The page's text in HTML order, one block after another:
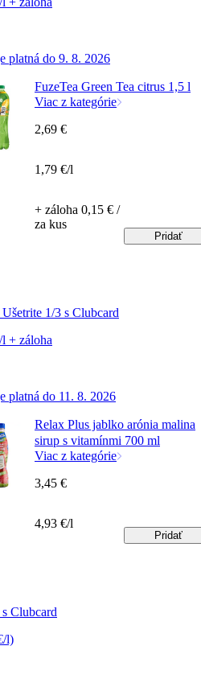
platná do 9. 8. 2026
FuzeTea Green Tea citrus 1,5 l
Viac z kategórie
1/3 s Clubcard
+ záloha
platná do 11. 8. 2026
2,69 €
1,79 €/l
+ záloha 0,15 € /
za kus
Pridať
Relax Plus jablko arónia malina
sirup s vitamínmi 700 ml
Viac z kategórie
Clubcard
l)
3,45 €
4,93 €/l
Pridať